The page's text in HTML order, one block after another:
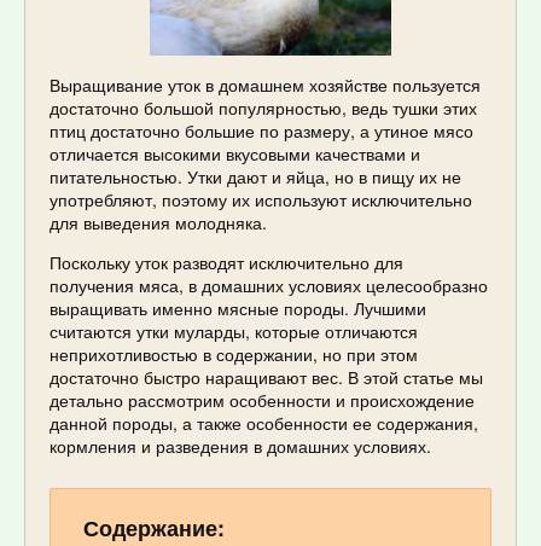
Выращивание уток в домашнем хозяйстве пользуется
достаточно большой популярностью, ведь тушки этих
птиц достаточно большие по размеру, а утиное мясо
отличается высокими вкусовыми качествами и
питательностью. Утки дают и яйца, но в пищу их не
употребляют, поэтому их используют исключительно
для выведения молодняка.
Поскольку уток разводят исключительно для
получения мяса, в домашних условиях целесообразно
выращивать именно мясные породы. Лучшими
считаются утки муларды, которые отличаются
неприхотливостью в содержании, но при этом
достаточно быстро наращивают вес. В этой статье мы
детально рассмотрим особенности и происхождение
данной породы, а также особенности ее содержания,
кормления и разведения в домашних условиях.
Содержание: